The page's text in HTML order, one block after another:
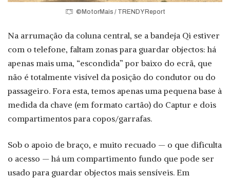
©MotorMais / TRENDY Report
Na arrumação da coluna central, se a bandeja Qi estiver
com o telefone, faltam zonas para guardar objectos: há
apenas mais uma, “escondida” por baixo do ecrã, que
não é totalmente visível da posição do condutor ou do
passageiro. Fora esta, temos apenas uma pequena base à
medida da chave (em formato cartão) do Captur e dois
compartimentos para copos/garrafas.
Sob o apoio de braço, e muito recuado — o que dificulta
o acesso — há um compartimento fundo que pode ser
usado para guardar objectos mais sensíveis. Em